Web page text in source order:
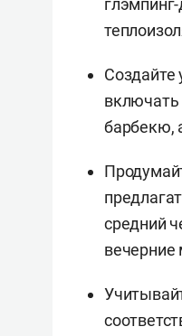
включать
барбекю,
средний
вечерние